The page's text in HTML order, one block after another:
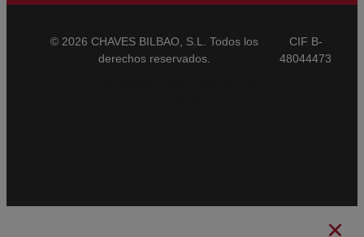
© 2026 CHAVES BILBAO, S.L. Todos los
derechos reservados.
CIF B-
48044473